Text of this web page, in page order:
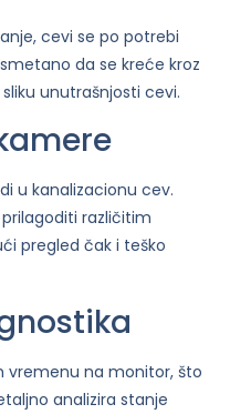
cevi se po potrebi
da se kreće kroz
unutrašnjosti cevi.
u kanalizacionu cev.
različitim
pregled čak i teško
vremenu na monitor, što
analizira stanje